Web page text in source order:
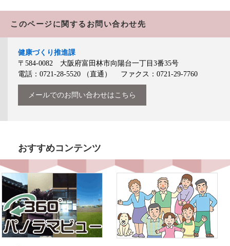
このページに関するお問い合わせ先
健康づくり推進課
〒584-0082 大阪府富田林市向陽台一丁目3番35号
電話：0721-28-5520
（直通） ファクス：0721-29-7760
メールでのお問い合わせはこちら
おすすめコンテンツ